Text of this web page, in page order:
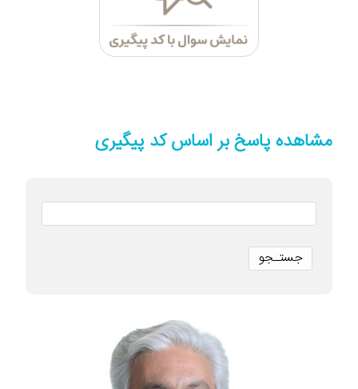
مشاهده پاسخ بر اساس کد پیگیری